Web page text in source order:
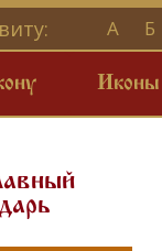
А Б
Иконы